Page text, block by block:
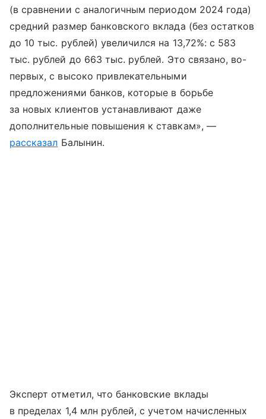
(в сравнении с аналогичным периодом 2024 года)
средний размер банковского вклада (без остатков
до 10 тыс. рублей) увеличился на 13,72%: с 583
тыс. рублей до 663 тыс. рублей. Это связано, во-
первых, с высоко привлекательными
предложениями банков, которые в борьбе
за новых клиентов устанавливают даже
дополнительные повышения к ставкам», —
рассказал Балынин.
Эксперт отметил, что банковские вклады
в пределах 1,4 млн рублей, с учетом начисленных